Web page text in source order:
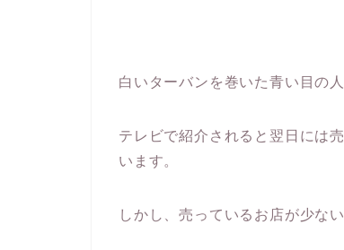
白いターバンを巻いた青い目の
テレビで紹介されると翌日には
います。
しかし、売っているお店が少な